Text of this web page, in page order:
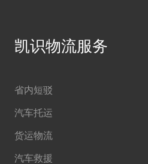
凯识物流服务
省内短驳
汽车托运
货运物流
汽车救援